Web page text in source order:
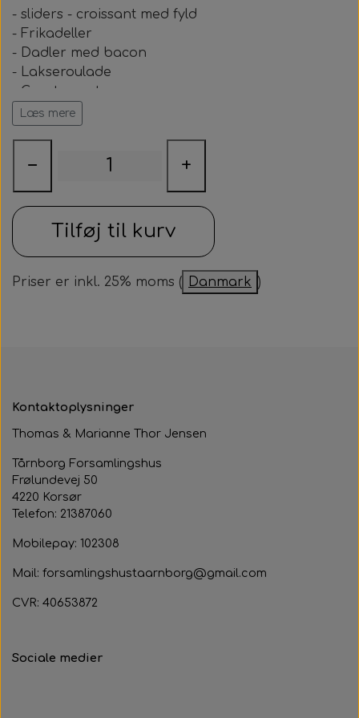
Om huset
Tårnborg Forsamlingshus bestyrelse
Husets venner
Huset vedtægter
Julehygge
Revy
Aften med Phillip Devantier og Benjamin
Jeppesen
Samarbejdspartner
Fotograf
- sliders - croissant med fyld
- Frikadeller
- Dadler med bacon
- Lakseroulade
- Grøntsagsstænger
- Dip
- Saltede mandler
Læs mere
− +
Tilføj til kurv
Priser er inkl. 25% moms ( Danmark )
Kontaktoplysninger
Thomas & Marianne Thor Jensen
Tårnborg Forsamlingshus
Frølundevej 50
4220 Korsør
Telefon: 21387060
Mobilepay: 102308
Mail: forsamlingshustaarnborg@gmail.com
CVR: 40653872
Sociale medier